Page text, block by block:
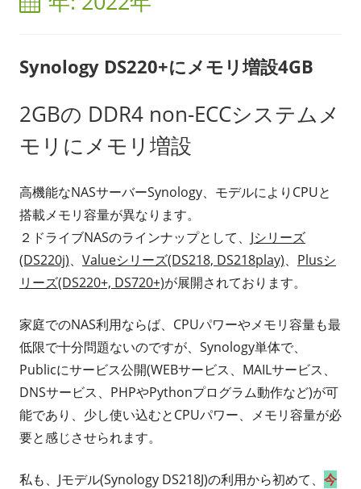
Synology DS220+にメモリ増設4GB
2GBの DDR4 non-ECCシステムメ
モリにメモリ増設
高機能なNASサーバーSynology、モデルによりCPUと
搭載メモリ容量が異なります。
２ドライブNASのラインナップとして、 Jシリーズ
(DS220j)、 Valueシリーズ(DS218, DS218play)、 Plusシ
リーズ(DS220+, DS720+)が展開されております。
家庭でのNAS利用ならば、CPUパワーやメモリ容量も最
低限で十分問題ないのですが、Synology単体で、
Publicにサービス公開(WEBサービス、MAILサービス、
DNSサービス、PHPやPythonプログラム動作など)が可
能であり、少し使い込むとCPUパワー、メモリ容量が必
要と感じさせられます。
私も、Jモデル(Synology DS218J)の利用から初めて、 今